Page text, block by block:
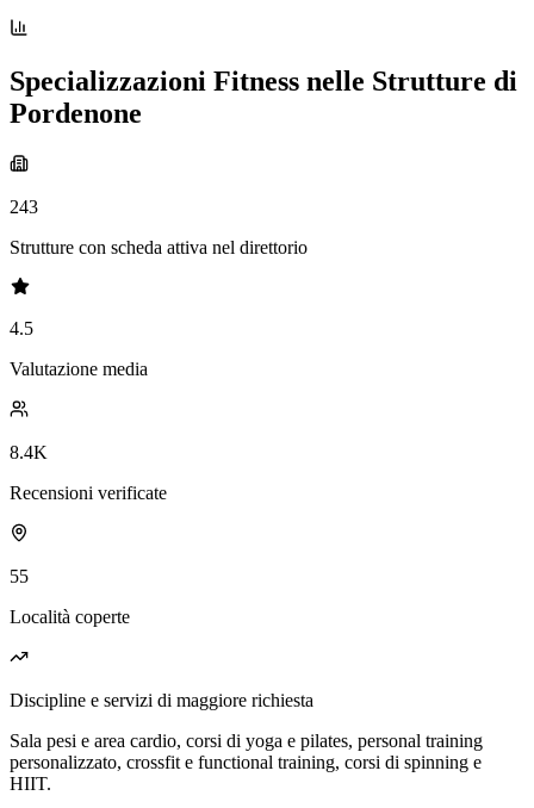
Specializzazioni Fitness nelle Strutture di
Pordenone
243
Strutture con scheda attiva nel direttorio
4.5
Valutazione media
8.4K
Recensioni verificate
55
Località coperte
Discipline e servizi di maggiore richiesta
Sala pesi e area cardio, corsi di yoga e pilates, personal training
personalizzato, crossfit e functional training, corsi di spinning e
HIIT.